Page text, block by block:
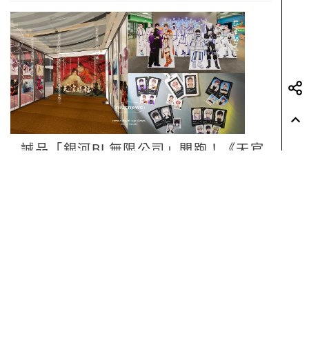
誠品「銀河BL無限公司」開跑！《天官